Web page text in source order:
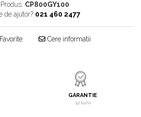
CP800GY100
de ajutor? 021 460 2477
Cere informatii
GARANTIE
12 luni